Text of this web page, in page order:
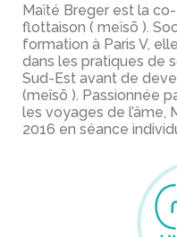
Maïté Breger est la
flottaison ( meïsō ).
formation à Paris V,
dans les pratiques de
Sud-Est avant de
(meîsō ). Passionnée
les voyages de l’âme,
2016 en séance